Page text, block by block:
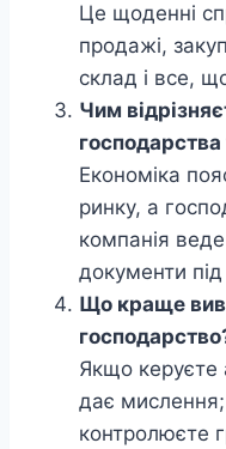
Це щоденні
продажі,
склад і все,
Чим
господарства
Економіка
ринку, а
компанія веде
документи
Що краще
Якщо керуєте
дає
контролюєте